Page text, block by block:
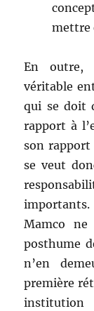
mettre
En outre,
véritable
qui se doit
rapport à
son rapport
se veut
Mamco
posthume
n’en
première
institution